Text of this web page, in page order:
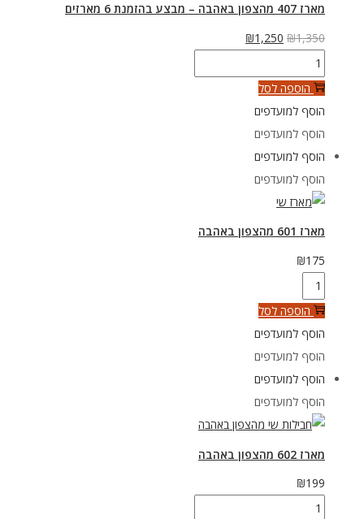
מארז 407 מהצפון באהבה – מבצע בהזמנת 6 מארזים
₪1,350
המחיר
היה:
₪1,350.
₪1,250
הוא:
כמות
של
מארז
407
מהצפון
באהבה
-
בהזמנת
6
מארזים
הוספה לסל
הוסף למועדפים
הוסף למועדפים
הוסף למועדפים
הוסף למועדפים
מארז 601 מהצפון באהבה
₪175
כמות
של
מארז
601
מהצפון
באהבה
הוספה לסל
הוסף למועדפים
הוסף למועדפים
הוסף למועדפים
הוסף למועדפים
מארז 602 מהצפון באהבה
₪199
כמות